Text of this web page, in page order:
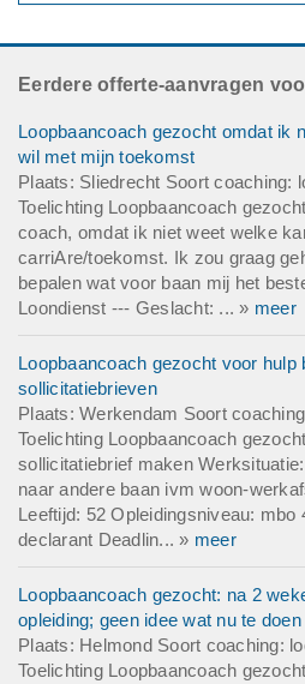
Eerdere offerte-aanvragen
Loopbaancoach gezocht omdat ik
wil met mijn toekomst
Plaats: Sliedrecht Soort coaching:
Toelichting Loopbaancoach
coach, omdat ik niet weet welke
carriAre/toekomst. Ik zou graag
bepalen wat voor baan mij het
Loondienst --- Geslacht: ... » meer
Loopbaancoach gezocht voor hulp
sollicitatiebrieven
Plaats: Werkendam Soort
Toelichting Loopbaancoach
sollicitatiebrief maken
naar andere baan ivm woon-
Leeftijd: 52 Opleidingsniveau: mbo
declarant Deadlin... » meer
Loopbaancoach gezocht: na 2
opleiding; geen idee wat nu te doen
Plaats: Helmond Soort coaching:
Toelichting Loopbaancoach